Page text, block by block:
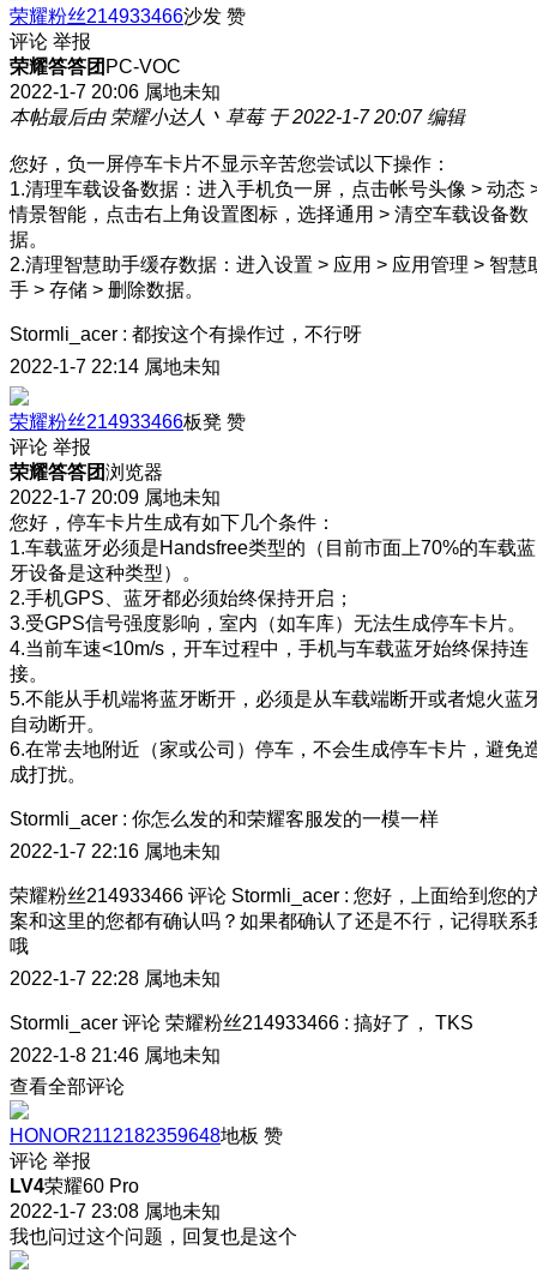
荣耀粉丝214933466沙发 赞
评论 举报
荣耀答答团 PC-VOC
2022-1-7 20:06 属地未知
本帖最后由 荣耀小达人丶草莓 于 2022-1-7 20:07 编辑
您好，负一屏停车卡片不显示辛苦您尝试以下操作：
1.清理车载设备数据：进入手机负一屏，点击帐号头像 > 动态
情景智能，点击右上角设置图标，选择通用 > 清空车载设备数
据。
2.清理智慧助手缓存数据：进入设置 > 应用 > 应用管理 > 智慧
手 > 存储 > 删除数据。
Stormli_acer : 都按这个有操作过，不行呀
2022-1-7 22:14 属地未知
荣耀粉丝214933466板凳 赞
评论 举报
荣耀答答团浏览器
2022-1-7 20:09 属地未知
您好，停车卡片生成有如下几个条件：
1.车载蓝牙必须是Handsfree类型的（目前市面上70%的车载蓝
牙设备是这种类型）。
2.手机GPS、蓝牙都必须始终保持开启；
3.受GPS信号强度影响，室内（如车库）无法生成停车卡片。
4.当前车速<10m/s，开车过程中，手机与车载蓝牙始终保持连
接。
5.不能从手机端将蓝牙断开，必须是从车载端断开或者熄火蓝
自动断开。
6.在常去地附近（家或公司）停车，不会生成停车卡片，避免
成打扰。
Stormli_acer : 你怎么发的和荣耀客服发的一模一样
2022-1-7 22:16 属地未知
荣耀粉丝214933466 评论 Stormli_acer : 您好，上面给到您的
案和这里的您都有确认吗？如果都确认了还是不行，记得联系
哦
2022-1-7 22:28 属地未知
Stormli_acer 评论 荣耀粉丝214933466 : 搞好了， TKS
2022-1-8 21:46 属地未知
查看全部评论
HONOR2112182359648地板 赞
评论 举报
LV4荣耀60 Pro
2022-1-7 23:08 属地未知
我也问过这个问题，回复也是这个